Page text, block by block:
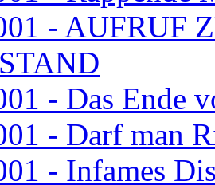
- AUFRUF
- Das Ende
- Darf man
- Infames